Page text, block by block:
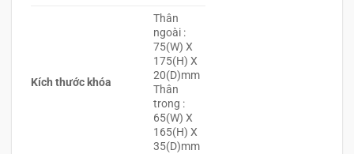
Kích thước khóa
Thân
ngoài :
75(W) X
175(H) X
20(D)mm
Thân
trong :
65(W) X
165(H) X
35(D)mm